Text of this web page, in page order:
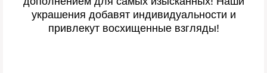
украшения добавят индивидуальности и
привлекут восхищенные взгляды!